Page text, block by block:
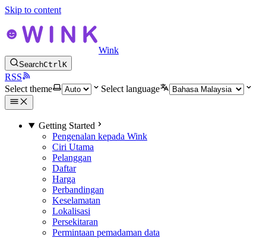
Skip to content
Wink
SearchCtrlK
RSS
Select theme
Select language
Getting Started
Pengenalan kepada Wink
Ciri Utama
Pelanggan
Daftar
Harga
Perbandingan
Keselamatan
Lokalisasi
Persekitaran
Permintaan pemadaman data